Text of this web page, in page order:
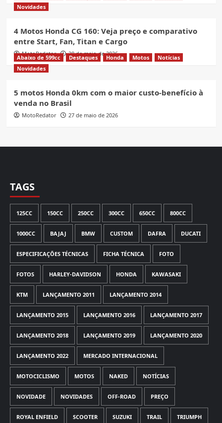
Novidades
4 Motos Honda CG 160: Veja preço e comparativo
entre Start, Fan, Titan e Cargo
MotoRedator 28 de maio de 2026
Abaixo de 599cc Destaques Honda Motos
Notícias
Novidades
5 motos Honda 0km com o maior custo-benefício à
venda no Brasil
MotoRedator 27 de maio de 2026
TAGS
125CC 150CC 250CC 300CC 650CC 800CC
1000CC BAJAJ BMW CUSTOM DAFRA DUCATI
ESPECIFICAÇÕES TÉCNICAS FICHA TÉCNICA FOTO
FOTOS HARLEY-DAVIDSON HONDA KAWASAKI
KTM LANÇAMENTO 2011 LANÇAMENTO 2014
LANÇAMENTO 2015 LANÇAMENTO 2016 LANÇAMENTO 2017
LANÇAMENTO 2018 LANÇAMENTO 2019 LANÇAMENTO 2020
LANÇAMENTO 2022 MERCADO INTERNACIONAL
MOTOCICLISMO MOTOS NAKED NOTÍCIAS
NOVIDADE NOVIDADES OFF-ROAD PREÇO
ROYAL ENFIELD SCOOTER SUZUKI TRAIL TRIUMPH